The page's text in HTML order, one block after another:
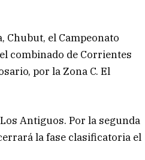
Chubut, el Campeonato
combinado de Corrientes
por la Zona C. El
Antiguos. Por la segunda
la fase clasificatoria el